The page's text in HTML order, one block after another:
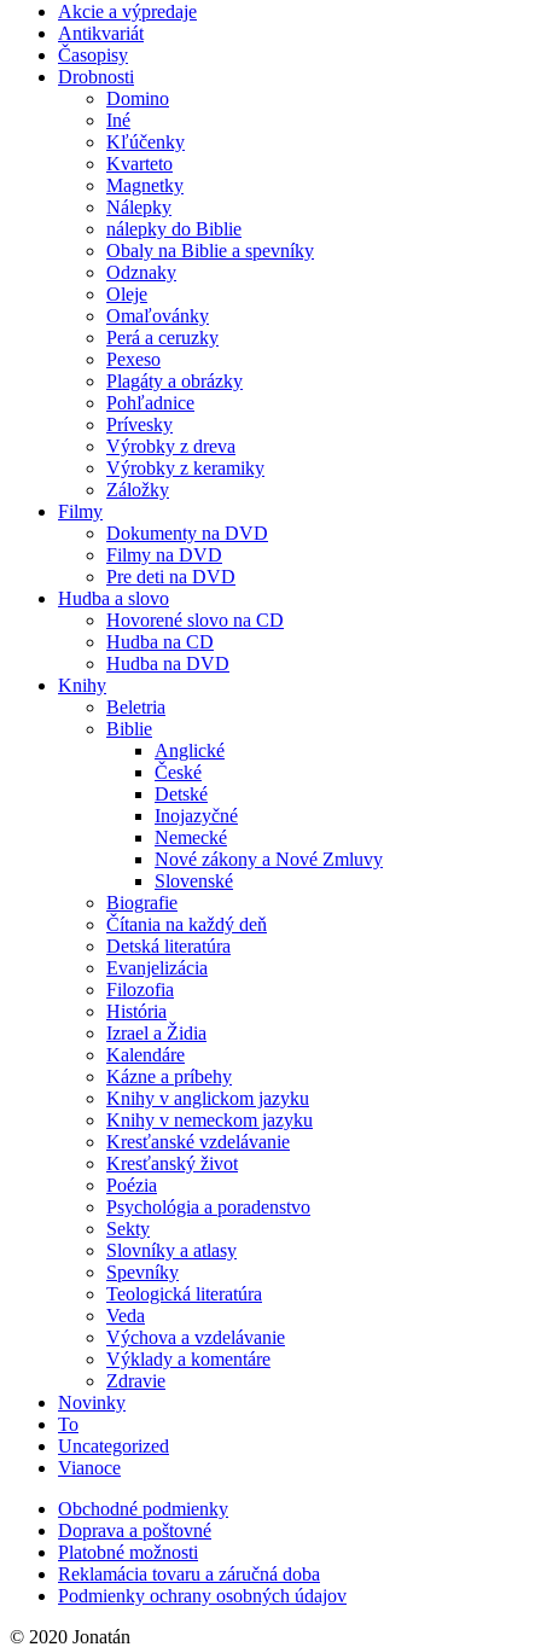
Akcie a výpredaje
Antikvariát
Časopisy
Drobnosti
Domino
Iné
Kľúčenky
Kvarteto
Magnetky
Nálepky
nálepky do Biblie
Obaly na Biblie a spevníky
Odznaky
Oleje
Omaľovánky
Perá a ceruzky
Pexeso
Plagáty a obrázky
Pohľadnice
Prívesky
Výrobky z dreva
Výrobky z keramiky
Záložky
Filmy
Dokumenty na DVD
Filmy na DVD
Pre deti na DVD
Hudba a slovo
Hovorené slovo na CD
Hudba na CD
Hudba na DVD
Knihy
Beletria
Biblie
Anglické
České
Detské
Inojazyčné
Nemecké
Nové zákony a Nové Zmluvy
Slovenské
Biografie
Čítania na každý deň
Detská literatúra
Evanjelizácia
Filozofia
História
Izrael a Židia
Kalendáre
Kázne a príbehy
Knihy v anglickom jazyku
Knihy v nemeckom jazyku
Kresťanské vzdelávanie
Kresťanský život
Poézia
Psychológia a poradenstvo
Sekty
Slovníky a atlasy
Spevníky
Teologická literatúra
Veda
Výchova a vzdelávanie
Výklady a komentáre
Zdravie
Novinky
To
Uncategorized
Vianoce
Obchodné podmienky
Doprava a poštovné
Platobné možnosti
Reklamácia tovaru a záručná doba
Podmienky ochrany osobných údajov
© 2020 Jonatán